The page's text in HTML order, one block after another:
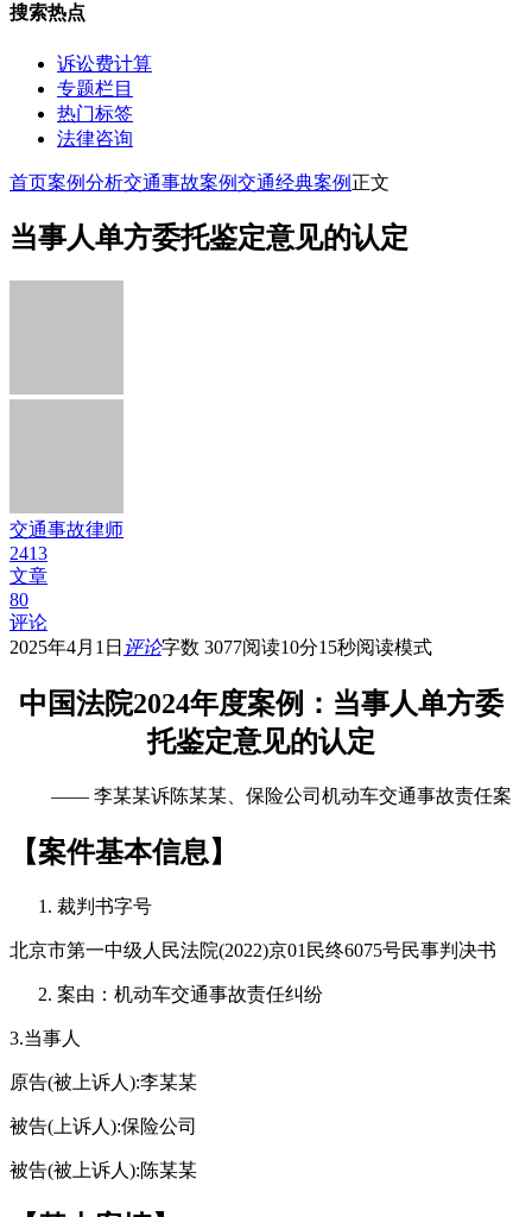
搜索热点
诉讼费计算
专题栏目
热门标签
法律咨询
首页案例分析交通事故案例交通经典案例 正文
当事人单方委托鉴定意见的认定
交通事故律师
2413
文章
80
评论
2025年4月1日 评论字数 3077阅读10分15秒阅读模式
中国法院2024年度案例： 当事人单方委
托鉴定意见的认定
—— 李某某诉陈某某、保险公司机动车交通事故责任案
【案件基本信息】
裁判书字号
北京市第一中级人民法院(2022)京01民终6075号民事判决书
案由：机动车交通事故责任纠纷
3.当事人
原告(被上诉人):李某某
被告(上诉人):保险公司
被告(被上诉人):陈某某